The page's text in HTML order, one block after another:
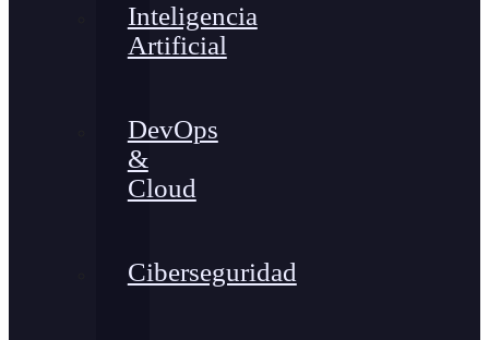
Inteligencia
Artificial
DevOps
&
Cloud
Ciberseguridad